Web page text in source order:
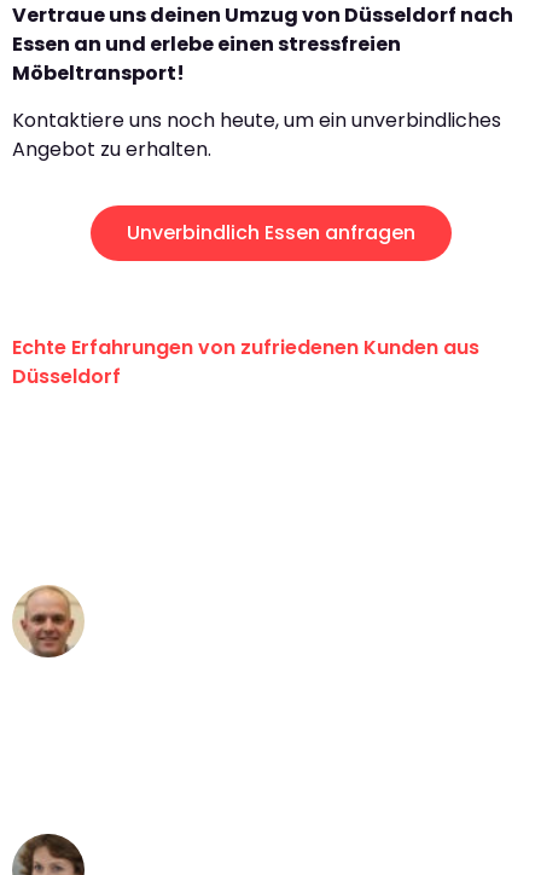
Vertraue uns deinen Umzug von Düsseldorf nach
Essen an und erlebe einen stressfreien
Möbeltransport!
Kontaktiere uns noch heute, um ein unverbindliches
Angebot zu erhalten.
Unverbindlich Essen anfragen
Echte Erfahrungen von zufriedenen Kunden aus
Düsseldorf